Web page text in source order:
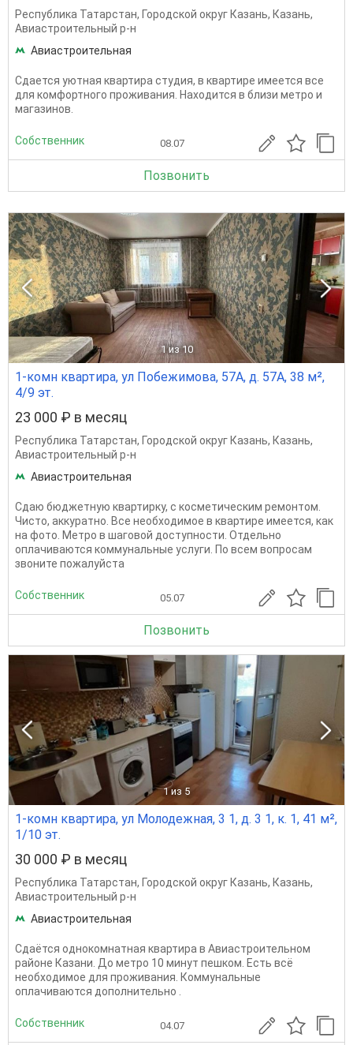
Республика Татарстан, Городской округ Казань, Казань,
Авиастроительный р-н
Авиастроительная
Сдается уютная квартира студия, в квартире имеется все
для комфортного проживания. Находится в близи метро и
магазинов.
Собственник 08.07
Позвонить
1 из 10
1-комн квартира, ул Побежимова, 57А, д. 57А, 38 м²,
4/9 эт.
23 000 ₽ в месяц
Республика Татарстан, Городской округ Казань, Казань,
Авиастроительный р-н
Авиастроительная
Сдаю бюджетную квартирку, с косметическим ремонтом.
Чисто, аккуратно. Все необходимое в квартире имеется, как
на фото. Метро в шаговой доступности. Отдельно
оплачиваются коммунальные услуги. По всем вопросам
звоните пожалуйста
Собственник 05.07
Позвонить
1 из 5
1-комн квартира, ул Молодежная, 3 1, д. 3 1, к. 1, 41 м²,
1/10 эт.
30 000 ₽ в месяц
Республика Татарстан, Городской округ Казань, Казань,
Авиастроительный р-н
Авиастроительная
Сдаётся однокомнатная квартира в Авиастроительном
районе Казани. До метро 10 минут пешком. Есть всё
необходимое для проживания. Коммунальные
оплачиваются дополнительно .
Собственник 04.07